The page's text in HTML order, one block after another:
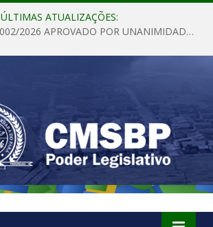
ÚLTIMAS ATUALIZAÇÕES:
PROJETO DE LEI 002/2026 APROVADO POR UNANIMIDADE EM SESSÃO ORDINÁRIA NESTA QUINTA – FEIRA 28 DE MAIO DE 2026